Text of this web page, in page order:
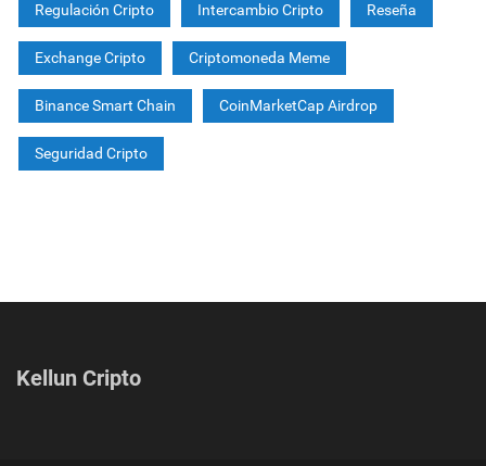
Regulación Cripto Intercambio Cripto Reseña
Exchange Cripto Criptomoneda Meme
Binance Smart Chain CoinMarketCap Airdrop
Seguridad Cripto
Kellun Cripto